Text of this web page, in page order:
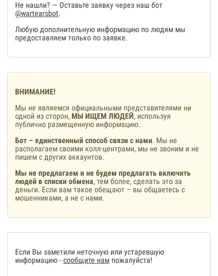
Не нашли? — Оставьте заявку через наш бот
@wartearsbot.
Любую дополнительную информацию по людям мы
предоставляем только по заявке.
ВНИМАНИЕ!
Мы не являемся официальными представителями ни
одной из сторон, МЫ ИЩЕМ ЛЮДЕЙ, используя
публично размещенную информацию.
Бот – единственный способ связи с нами. Мы не
располагаем своими колл-центрами, мы не звоним и не
пишем с других аккаунтов.
Мы не предлагаем и не будем предлагать включить
людей в списки обмена, тем более, сделать это за
деньги. Если вам такое обещают – вы общаетесь с
мошенниками, а не с нами.
Если Вы заметили неточную или устаревшую
информацию - сообщите нам пожалуйста!